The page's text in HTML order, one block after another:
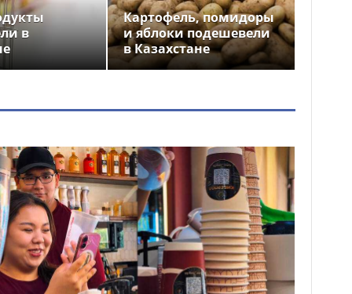
в
Картофель, помидоры
и яблоки подешевели
в Казахстане